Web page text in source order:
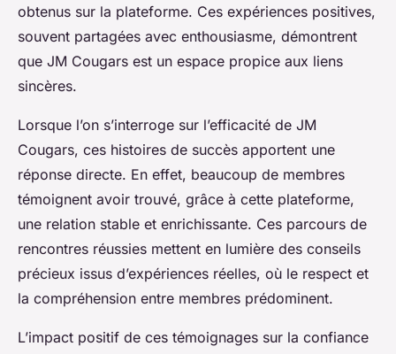
obtenus sur la plateforme. Ces expériences positives,
souvent partagées avec enthousiasme, démontrent
que JM Cougars est un espace propice aux liens
sincères.
Lorsque l’on s’interroge sur l’efficacité de JM
Cougars, ces histoires de succès apportent une
réponse directe. En effet, beaucoup de membres
témoignent avoir trouvé, grâce à cette plateforme,
une relation stable et enrichissante. Ces parcours de
rencontres réussies mettent en lumière des conseils
précieux issus d’expériences réelles, où le respect et
la compréhension entre membres prédominent.
L’impact positif de ces témoignages sur la confiance